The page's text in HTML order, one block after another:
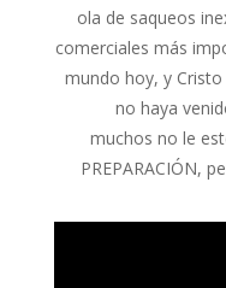
ola de saqueos
comerciales más
mundo hoy, y
no haya
muchos no le
PREPARACIÓN,